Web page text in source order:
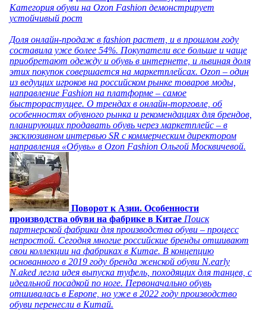
Категория обуви на Ozon Fashion демонстрирует
устойчивый рост
Доля онлайн-продаж в fashion растет, и в прошлом году
составила уже более 54%. Покупатели все больше и чаще
приобретают одежду и обувь в интернете, и львиная доля
этих покупок совершается на маркетплейсах. Ozon – один
из ведущих игроков на российском рынке товаров моды,
направление Fashion на платформе – самое
быстрорастущее. О трендах в онлайн-торговле, об
особенностях обувного рынка и рекомендациях для брендов,
планирующих продавать обувь через маркетплейс – в
эксклюзивном интервью SR с коммерческим директором
направления «Обувь» в Ozon Fashion Ольгой Москвичевой.
Поворот к Азии. Особенности
производства обуви на фабрике в Китае Поиск
партнерской фабрики для производства обуви – процесс
непростой. Сегодня многие российские бренды отшивают
свои коллекции на фабриках в Китае. В концепцию
основанного в 2019 году бренда женской обуви N.early
N.aked легла идея выпуска туфель, походящих для танцев, с
идеальной посадкой по ноге. Первоначально обувь
отшивалась в Европе, но уже в 2022 году производство
обуви перенесли в Китай.